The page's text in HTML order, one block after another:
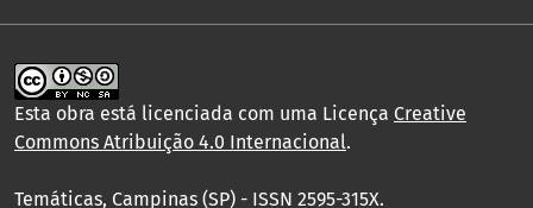
Esta obra está licenciada com uma Licença Creative
Commons Atribuição 4.0 Internacional.
Temáticas, Campinas (SP) - ISSN 2595-315X.